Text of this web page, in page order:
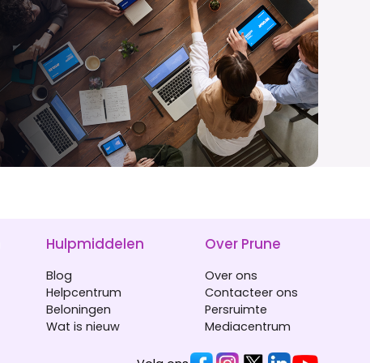
Hulpmiddelen
Blog
Helpcentrum
Beloningen
Wat is nieuw
Over Prune
Over ons
Contacteer ons
Persruimte
Mediacentrum